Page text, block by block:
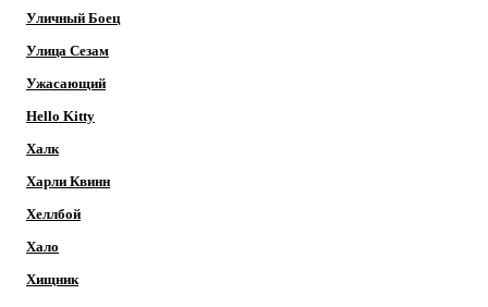
Уличный Боец
Улица Сезам
Ужасающий
Hello Kitty
Халк
Харли Квинн
Хеллбой
Хало
Хищник